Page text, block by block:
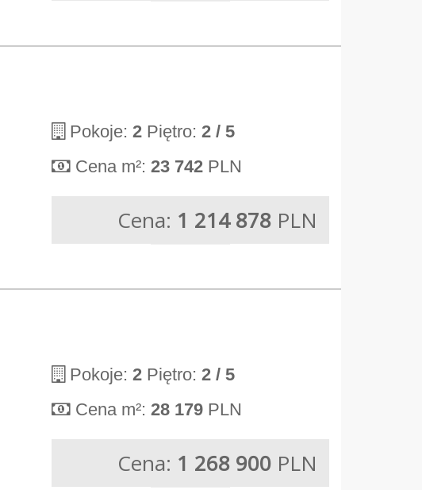
Pokoje: 2 Piętro: 2 / 5
Cena m²: 23 742 PLN
Cena: 1 214 878 PLN
Pokoje: 2 Piętro: 2 / 5
Cena m²: 28 179 PLN
Cena: 1 268 900 PLN